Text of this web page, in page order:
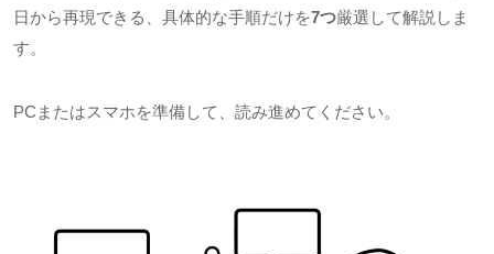
日から再現できる、具体的な手順だけを7つ厳選して解説しま
す。
PCまたはスマホを準備して、読み進めてください。